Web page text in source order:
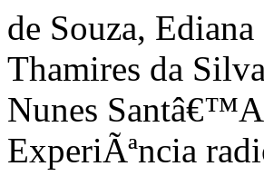
de Souza,
Thamires da
Nunes
ExperiÃªncia